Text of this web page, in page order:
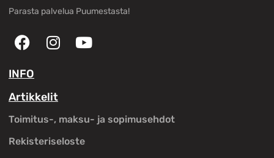
Parasta palvelua Puumestasta!
INFO
Artikkelit
Toimitus-, maksu- ja sopimusehdot
Rekisteriseloste